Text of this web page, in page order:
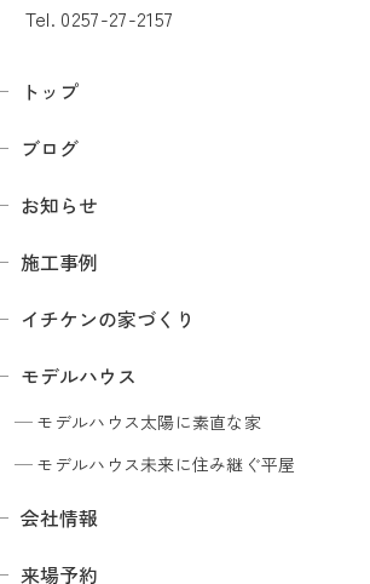
Tel. 0257-27-2157
トップ
ブログ
お知らせ
施工事例
イチケンの家づくり
モデルハウス
モデルハウス太陽に素直な家
モデルハウス未来に住み継ぐ平屋
会社情報
来場予約